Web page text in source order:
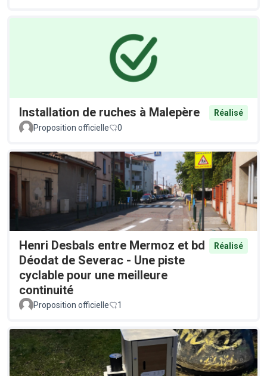
Installation de ruches à Malepère
Réalisé
Proposition officielle
0
Henri Desbals entre Mermoz et bd
Déodat de Severac - Une piste
cyclable pour une meilleure
continuité
Réalisé
Proposition officielle 1